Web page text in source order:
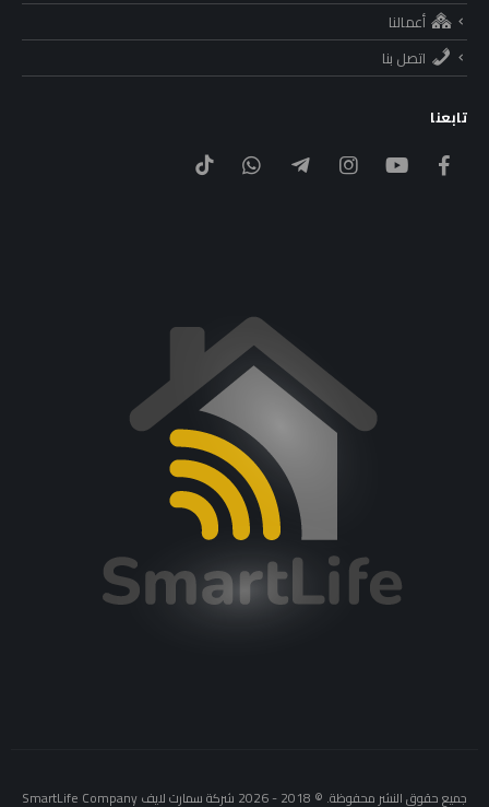
أعمالنا
اتصل بنا
تابعنا
جميع حقوق النشر محفوظة. © 2018 - 2026 شركة سمارت لايف SmartLife Company